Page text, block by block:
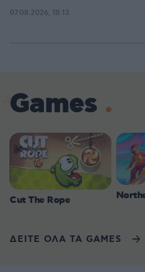
07.08.2026, 18:13
Games
Cut The Rope
ΔΕΙΤΕ ΟΛΑ ΤΑ GAMES